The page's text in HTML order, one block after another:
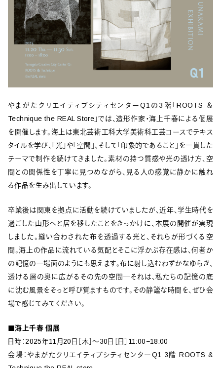
やまがたクリエイティブシティセンターQ1の3階「ROOTS ＆
Technique the REAL Store」では、造形作家・海上千春による個展
を開催します。海上は東北芸術工科大学美術科工芸コースでテキス
タイルを学び、「光」や「空間」、そして「印象的であること」を一貫した
テーマで制作を続けてきました。素材の持つ質感や光の透け方、空
間との関係性を丁寧に見つめながら、見る人の感覚に静かに触れ
る作品を生み出しています。
卒業後は関東を拠点に活動を続けていましたが、近年、学生時代を
過ごした山形へと居を移したことをきっかけに、本展の開催が実現
しました。縫い合わされた布を透過する光と、それらが形づくる空
間。海上の作品に流れている気配とそこに浮かぶ存在感は、何者か
の記憶の一場面のようにも思えます。布に射し込むわずかなゆらぎ、
透ける層の奥に広がるその先の空間―それは、私たちの記憶の底
に沈む風景をそっと呼び覚ますものです。その静謐な時間を、ぜひ会
場で感じてみてください。
■海上千春 個展
日時：2025年11月20日［木］〜30日［日］11:00−18:00
会場：やまがたクリエイティブシティセンターQ1 3階 ROOTS &